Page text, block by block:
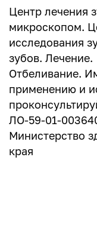
Центр лечения
микроскопом.
исследования
зубов. Лечение.
Отбеливание.
применению и
ЛО-59-01-
Министерство
края